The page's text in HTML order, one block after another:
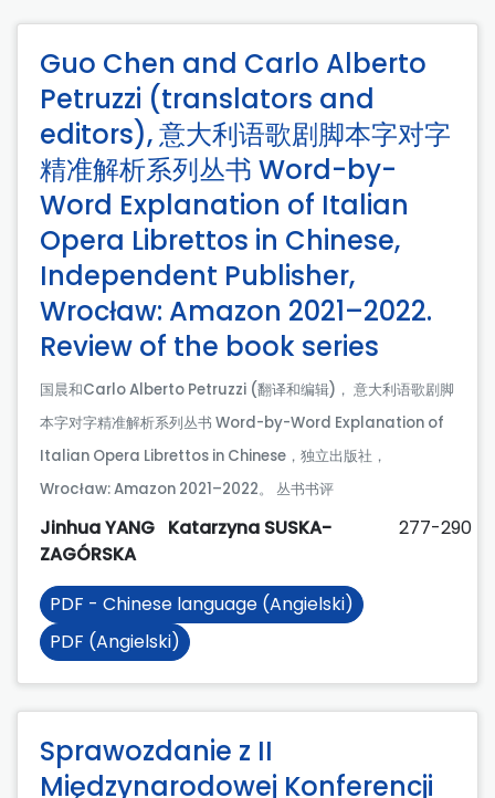
Guo Chen and Carlo Alberto
Petruzzi (translators and
editors), 意大利语歌剧脚本字对字
精准解析系列丛书 Word-by-
Word Explanation of Italian
Opera Librettos in Chinese,
Independent Publisher,
Wrocław: Amazon 2021–2022.
Review of the book series
国晨和Carlo Alberto Petruzzi (翻译和编辑)， 意大利语歌剧脚
本字对字精准解析系列丛书 Word-by-Word Explanation of
Italian Opera Librettos in Chinese，独立出版社，
Wrocław: Amazon 2021–2022。 丛书书评
Jinhua YANG Katarzyna SUSKA-
ZAGÓRSKA
277-290
PDF - Chinese language (Angielski)
PDF (Angielski)
Sprawozdanie z II
Międzynarodowej Konferencji